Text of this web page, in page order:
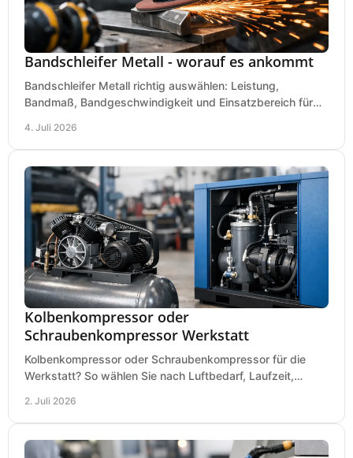
Bandschleifer Metall - worauf es ankommt
Bandschleifer Metall richtig auswählen: Leistung,
Bandmaß, Bandgeschwindigkeit und Einsatzbereich für
4. Juli 2026
Kolbenkompressor oder
Schraubenkompressor Werkstatt
Kolbenkompressor oder Schraubenkompressor für die
Werkstatt? So wählen Sie nach Luftbedarf, Laufzeit,
2. Juli 2026